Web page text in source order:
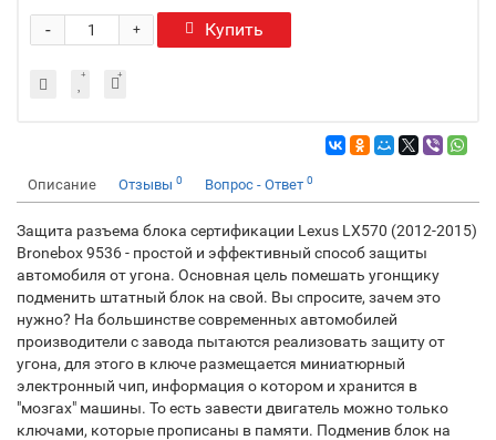
+
- Купить
Описание Отзывы 0 Вопрос - Ответ 0
Защита разъема блока сертификации Lexus LX570 (2012-2015)
Bronebox 9536 - простой и эффективный способ защиты
автомобиля от угона. Основная цель помешать угонщику
подменить штатный блок на свой. Вы спросите, зачем это
нужно? На большинстве современных автомобилей
производители с завода пытаются реализовать защиту от
угона, для этого в ключе размещается миниатюрный
электронный чип, информация о котором и хранится в
"мозгах" машины. То есть завести двигатель можно только
ключами, которые прописаны в памяти. Подменив блок на